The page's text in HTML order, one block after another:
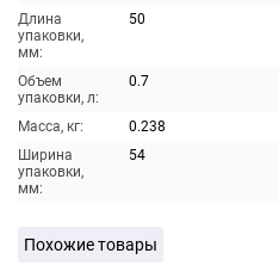
Длина
упаковки,
мм:
50
Объем
упаковки, л:
0.7
Масса, кг:
0.238
Ширина
упаковки,
мм:
54
Похожие товары